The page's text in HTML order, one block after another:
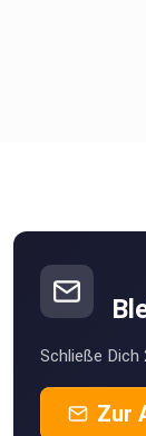
Schließe
Zur